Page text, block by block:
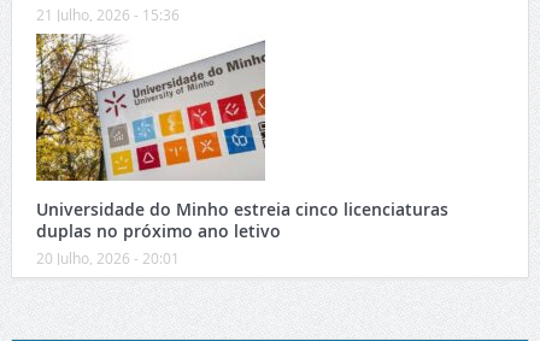
21 Julho, 2026 - 15:36
Universidade do Minho estreia cinco licenciaturas
duplas no próximo ano letivo
20 Julho, 2026 - 20:01